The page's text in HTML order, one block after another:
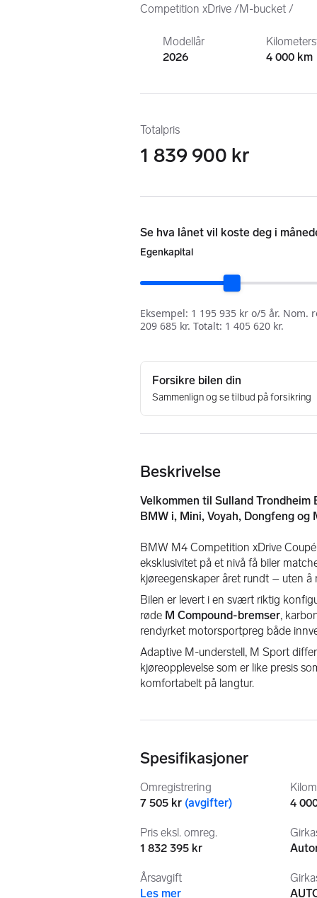
Competition xDrive /M-bucket /
Modellår
2026
4 000 km
Totalpris
1 839 900 kr
Beskrivelse
Velkommen til Sulland
BMW i, Mini, Voyah, Dongfeng og
BMW M4 Competition xDrive
eksklusivitet på et nivå få biler
kjøreegenskaper året rundt – uten å
Bilen er levert i en svært riktig
røde M Compound-bremser,
rendyrket motorsportpreg både
Adaptive M-understell, M Sport
kjøreopplevelse som er like presis
komfortabelt på langtur.
Driving Assistant Professional,
M Shadow Line, mørke detaljer og
Høydepunkter fra utstyrslisten:
•
M Carbon Bucket Seats
• M Drive Professional
• M Compound-bremser i rød high-
• Adaptive M chassis
• M Sport differensial
Spesifikasjoner
Omregistrering
7 505 kr (avgifter)
Pris eksl. omreg.
1 832 395 kr
Årsavgift
Les mer
4